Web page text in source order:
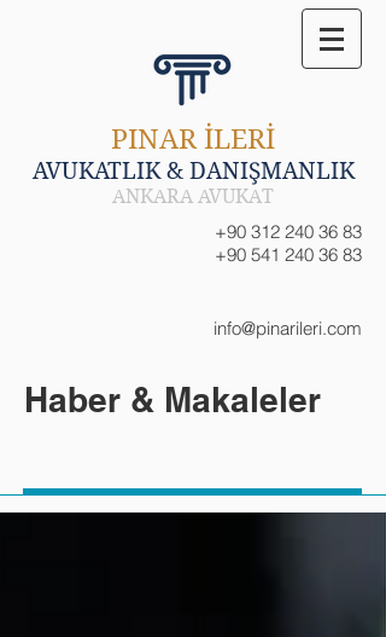
PINAR İLERİ
AVUKATLIK & DANIŞMANLIK
ANKARA AVUKAT
+90 312 240 36 83
+90 541 240 36 83
info@pinarileri.com
Haber & Makaleler